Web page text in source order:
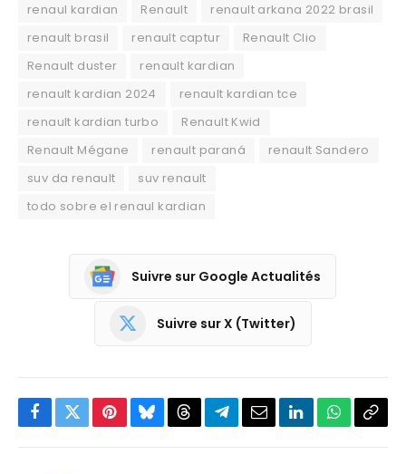
renaul kardian
Renault
renault arkana 2022 brasil
renault brasil
renault captur
Renault Clio
Renault duster
renault kardian
renault kardian 2024
renault kardian tce
renault kardian turbo
Renault Kwid
Renault Mégane
renault paraná
renault Sandero
suv da renault
suv renault
todo sobre el renaul kardian
Suivre sur Google Actualités
Suivre sur X (Twitter)
Facebook
TwitterPinterestBlueskyThreadsPartagerEmailLinkedInWhatsApp